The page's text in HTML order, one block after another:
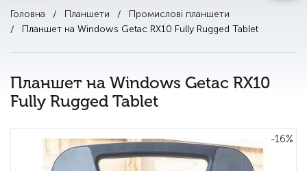
Головна Планшети
Промислові планшети
Планшет на Windows Getac RX10 Fully Rugged Tablet
Планшет на Windows Getac RX10
Fully Rugged Tablet
-16%